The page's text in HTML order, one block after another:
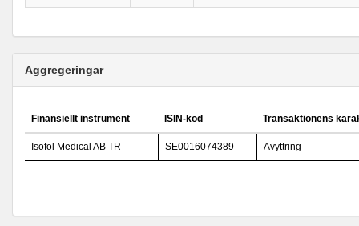
Aggregeringar
Finansiellt instrument ISIN-kod Transaktionens
Isofol Medical AB TR SE0016074389 Avyttring